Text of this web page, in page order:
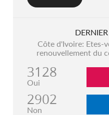
Côte d'Ivoire: Etes-
renouvellement du
3128
Oui
2902
Non